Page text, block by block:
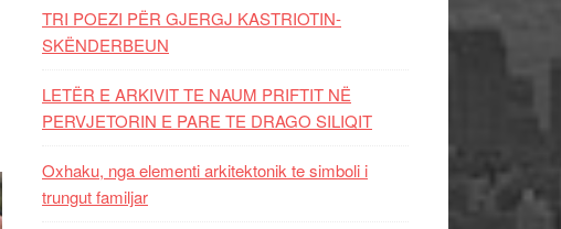
TRI POEZI PËR GJERGJ KASTRIOTIN-
SKËNDERBEUN
LETËR E ARKIVIT TE NAUM PRIFTIT NË
PERVJETORIN E PARE TE DRAGO SILIQIT
Oxhaku, nga elementi arkitektonik te simboli i
trungut familjar